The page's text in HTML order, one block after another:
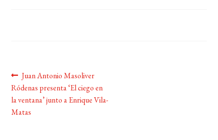
Navegación
de
entradas
Anterior:
Juan Antonio Masoliver
Ródenas presenta ‘El ciego en
la ventana’ junto a Enrique Vila-
Matas